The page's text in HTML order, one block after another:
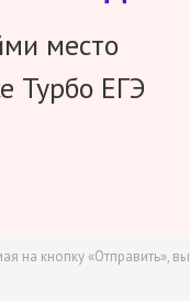
место
Турбо ЕГЭ
на кнопку «Отправить»,